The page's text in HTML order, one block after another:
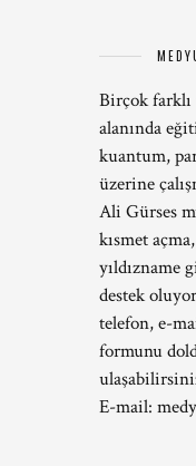
Birçok
alanında
kuantum,
üzerine
Ali Gürses
kısmet
yıldızname
destek
telefon, e-
formunu
E-mail: